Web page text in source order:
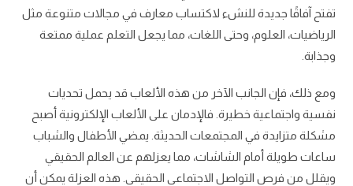
تفتح آفاقًا جديدة للنشء لاكتساب معارف في مجالات متنوعة مثل
الرياضيات، العلوم، وحتى اللغات، مما يجعل التعلم عملية ممتعة
وجذابة.
ومع ذلك، فإن الجانب الآخر من هذه الألعاب قد يحمل تحديات
نفسية واجتماعية خطيرة. فالإدمان على الألعاب الإلكترونية أصبح
مشكلة متزايدة في المجتمعات الحديثة. يمضي الأطفال والشباب
ساعات طويلة أمام الشاشات، مما يعزلهم عن العالم الحقيقي
ويقلل من فرص التواصل الاجتماعي الحقيقي. هذه العزلة يمكن أن